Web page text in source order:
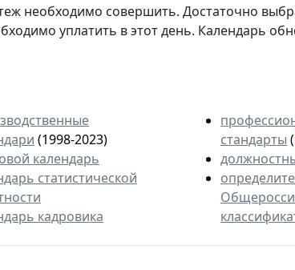
необходимо совершить. Достаточно
уплатить в этот день. Календарь
(1998-2023)
календарь
статистической
кадровика
стандарты (